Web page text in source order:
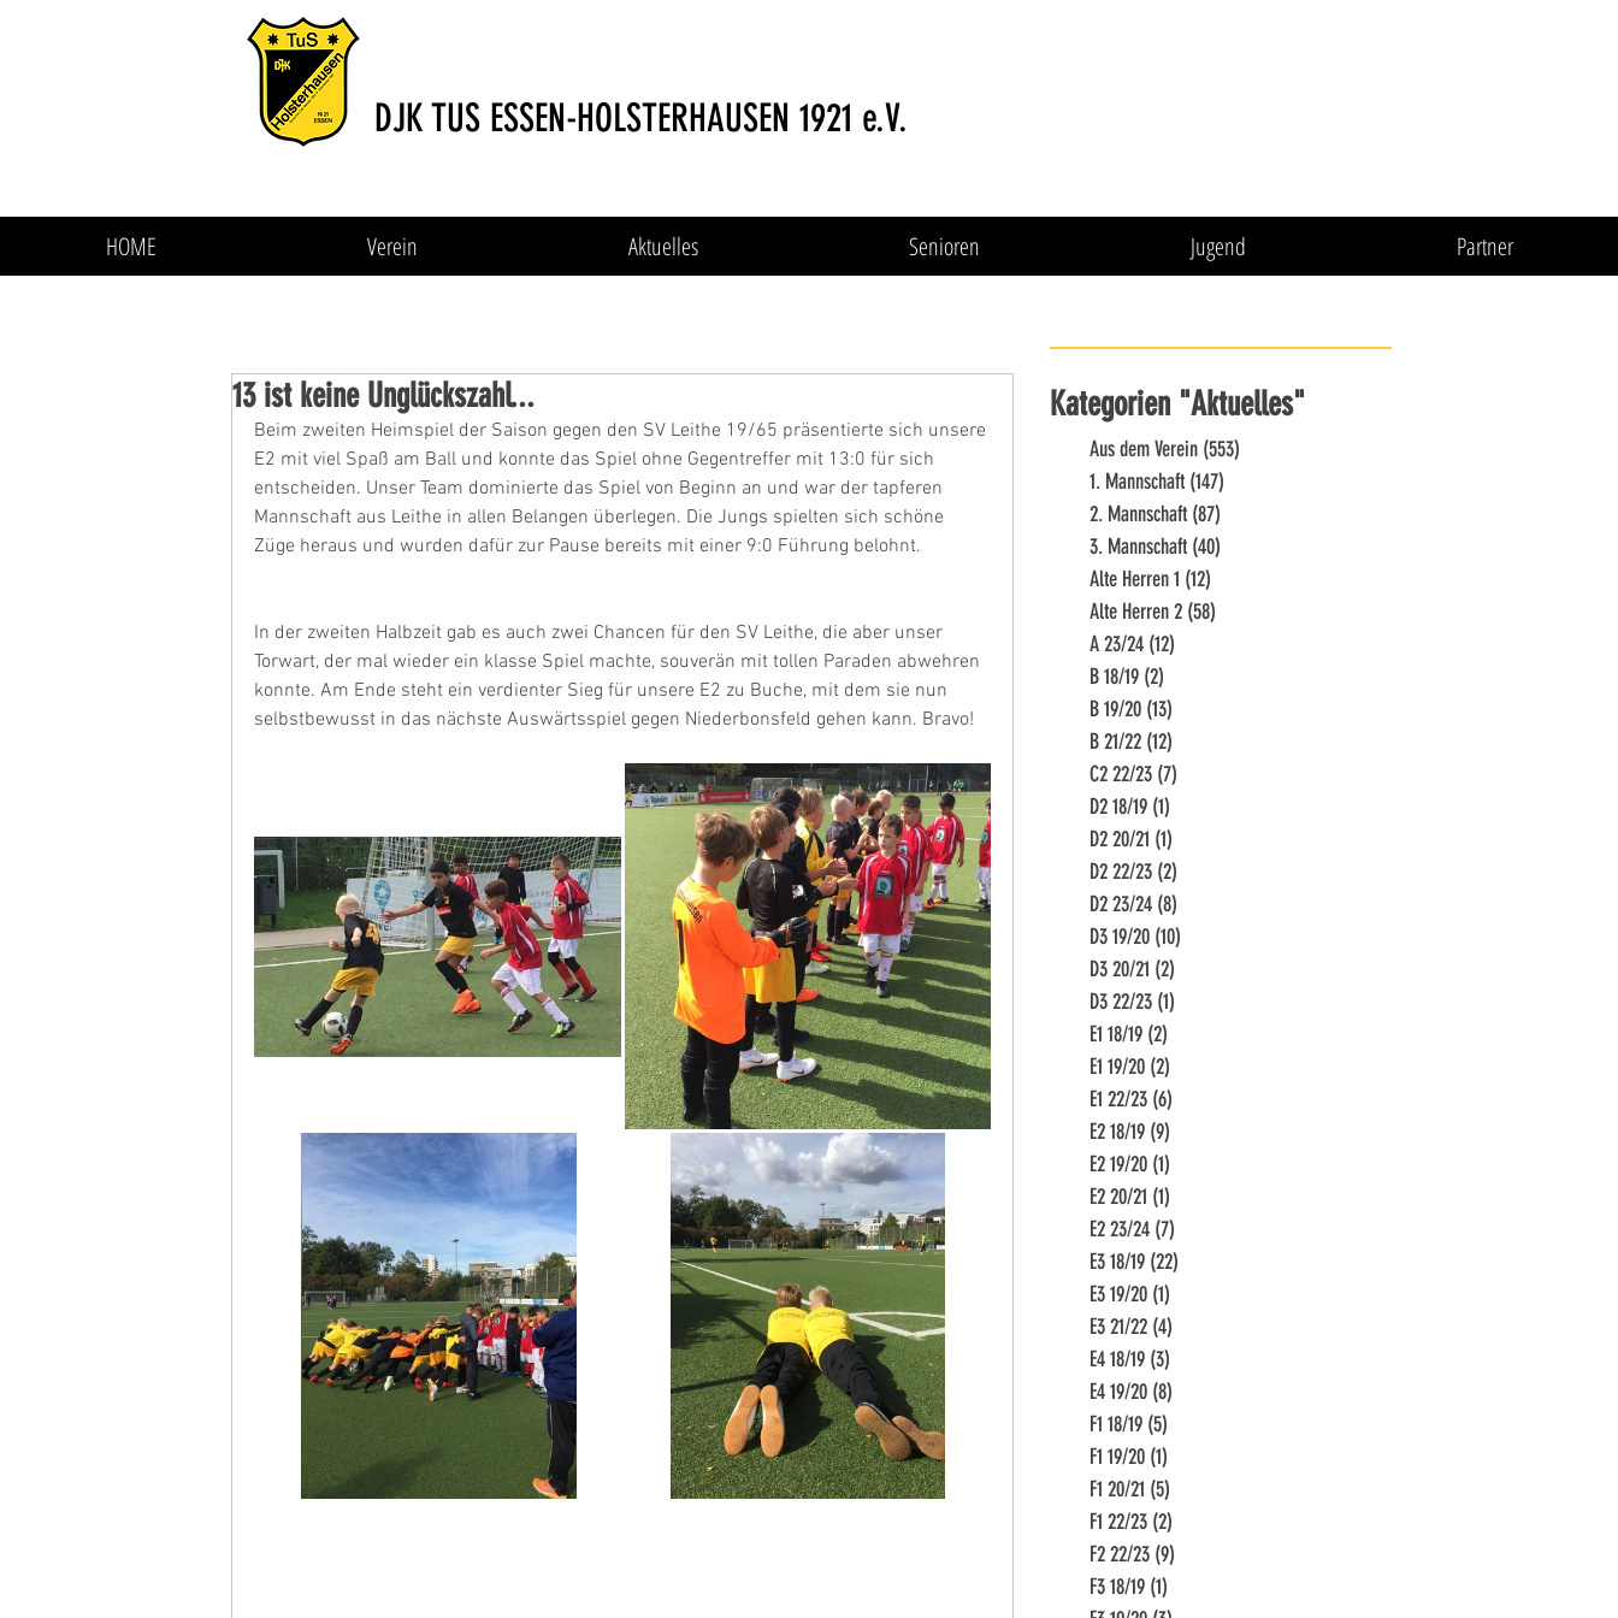
DJK TUS ESSEN-HOLSTERHAUSEN 1921 e.V.
HOME Verein Aktuelles Senioren Jugend Partner
13 ist keine Unglückszahl...
Beim zweiten Heimspiel der Saison gegen den SV Leithe 19/65 präsentierte sich unsere
E2 mit viel Spaß am Ball und konnte das Spiel ohne Gegentreffer mit 13:0 für sich
entscheiden. Unser Team dominierte das Spiel von Beginn an und war der tapferen
Mannschaft aus Leithe in allen Belangen überlegen. Die Jungs spielten sich schöne
Züge heraus und wurden dafür zur Pause bereits mit einer 9:0 Führung belohnt.
In der zweiten Halbzeit gab es auch zwei Chancen für den SV Leithe, die aber unser
Torwart, der mal wieder ein klasse Spiel machte, souverän mit tollen Paraden abwehren
konnte. Am Ende steht ein verdienter Sieg für unsere E2 zu Buche, mit dem sie nun
selbstbewusst in das nächste Auswärtsspiel gegen Niederbonsfeld gehen kann. Bravo!
Kategorien "Aktuelles"
Aus dem Verein (553)
1. Mannschaft (147)
2. Mannschaft (87)
3. Mannschaft (40)
Alte Herren 1 (12)
Alte Herren 2 (58)
A 23/24 (12)
B 18/19 (2)
B 19/20 (13)
B 21/22 (12)
C2 22/23 (7)
D2 18/19 (1)
D2 20/21 (1)
D2 22/23 (2)
D2 23/24 (8)
D3 19/20 (10)
D3 20/21 (2)
D3 22/23 (1)
E1 18/19 (2)
E1 19/20 (2)
E1 22/23 (6)
E2 18/19 (9)
E2 19/20 (1)
E2 20/21 (1)
E2 23/24 (7)
E3 18/19 (22)
E3 19/20 (1)
E3 21/22 (4)
E4 18/19 (3)
E4 19/20 (8)
F1 18/19 (5)
F1 19/20 (1)
F1 20/21 (5)
F1 22/23 (2)
F2 22/23 (9)
F3 18/19 (1)